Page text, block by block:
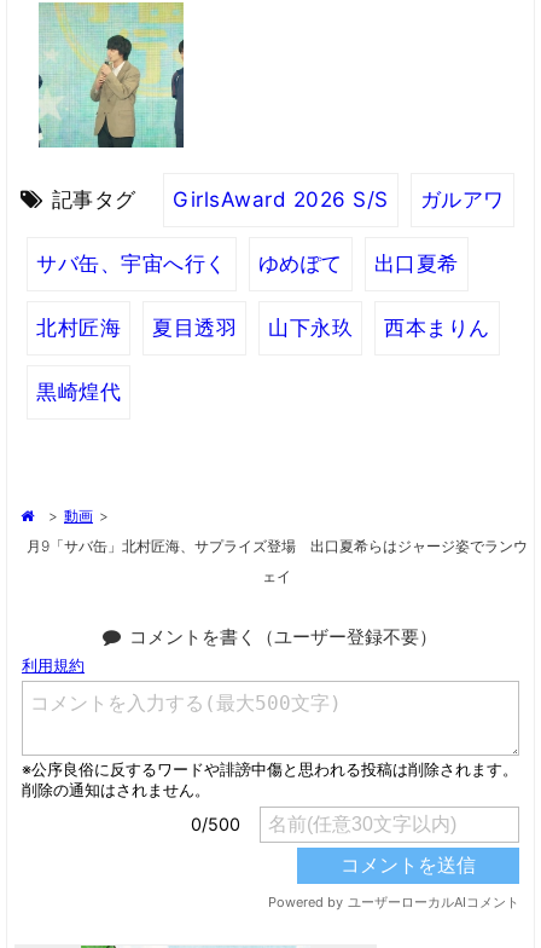
記事タグ GirlsAward 2026 S/S ガルアワ
サバ缶、宇宙へ行く ゆめぽて 出口夏希
北村匠海 夏目透羽 山下永玖 西本まりん
黒崎煌代
> 動画 >
月9「サバ缶」北村匠海、サプライズ登場 出口夏希らはジャージ姿でランウ
ェイ
コメントを書く（ユーザー登録不要）